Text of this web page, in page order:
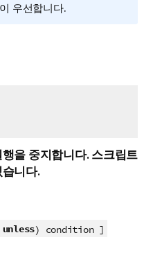
우선합니다.
을 중지합니다. 스크립트
니다.
unless) condition ]